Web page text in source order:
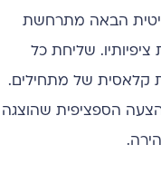
הבאה מתרחשת
שליחת כל
קלאסית של מתחילים.
הספציפית שהוצגה